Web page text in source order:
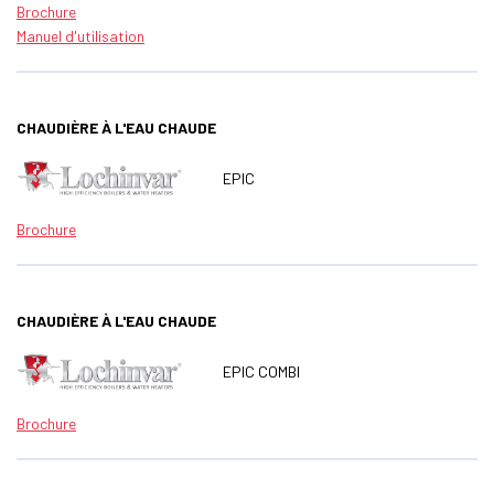
Brochure
Manuel d'utilisation
EPIC
CHAUDIÈRE À L'EAU CHAUDE
Brochure
EPIC COMBI
CHAUDIÈRE À L'EAU CHAUDE
Brochure